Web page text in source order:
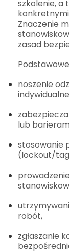
szkolenie, a
Znaczenie
zasad
noszenie
lub
stosowanie
(lockout/
robót,
zgłaszanie